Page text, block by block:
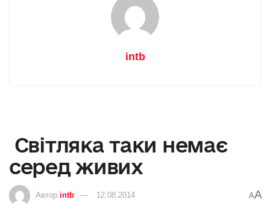
intb
Світляка таки немає
серед живих
Автор intb 12.08.2014 AA